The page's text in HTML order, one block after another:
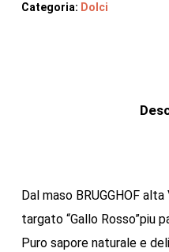
Categoria: Dolci
Dal maso BRUGGHOF
targato “Gallo Rosso”piu
Puro sapore naturale e